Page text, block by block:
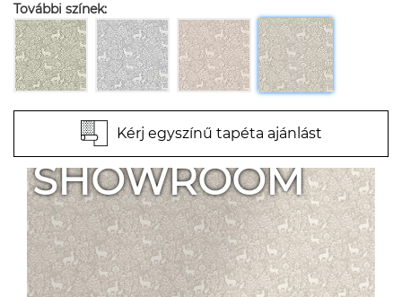
További színek:
Kérj egyszínű tapéta ajánlást
SHOWROOM